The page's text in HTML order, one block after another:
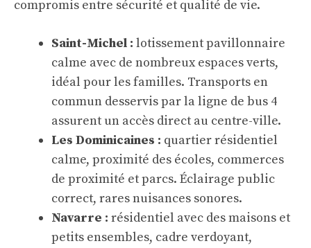
compromis entre sécurité et qualité de vie.
Saint-Michel : lotissement pavillonnaire
calme avec de nombreux espaces verts,
idéal pour les familles. Transports en
commun desservis par la ligne de bus 4
assurent un accès direct au centre-ville.
Les Dominicaines : quartier résidentiel
calme, proximité des écoles, commerces
de proximité et parcs. Éclairage public
correct, rares nuisances sonores.
Navarre : résidentiel avec des maisons et
petits ensembles, cadre verdoyant,